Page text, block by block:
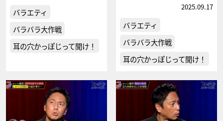
バラエティ
バラバラ大作戦
耳の穴かっぽじって聞け！
2025.09.17
バラエティ
バラバラ大作戦
耳の穴かっぽじって聞け！